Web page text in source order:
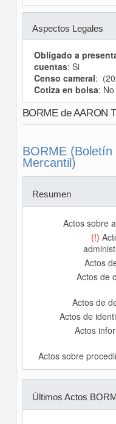
Aspectos Legales
Obligado a
cuentas: Si
Censo cameral:
Cotiza en bolsa: No
BORME de AARON
BORME
Mercantil)
Resumen
Actos sobre
(!)
Actos
Actos de
Actos de
Actos de
Actos
Actos sobre
Últimos Actos